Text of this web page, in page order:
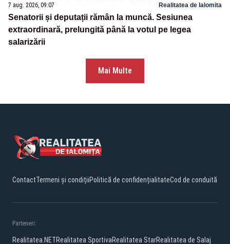
7 aug. 2026, 09:07 Realitatea de Ialomita
Senatorii și deputații rămân la muncă. Sesiunea
extraordinară, prelungită până la votul pe legea
salarizării
Mai Multe
ContactTermeni și condițiiPolitică de confidențialitateCod de conduită
Parteneri:
Realitatea.NETRealitatea SportivaRealitatea StarRealitatea de Salaj